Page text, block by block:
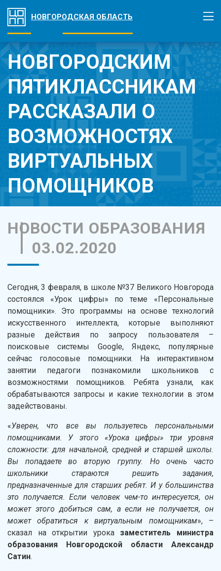
НОВГОРОДСКАЯ ОБЛАСТЬ
НОВГОРОДСКИМ
ПЯТИКЛАССНИКАМ
РАССКАЗАЛИ О
ВОЗМОЖНОСТЯХ
ВИРТУАЛЬНЫХ
ПОМОЩНИКОВ
НОВОСТИ ОБРАЗОВАНИЯ
03.02.2020
Сегодня, 3 февраля, в школе №37 Великого Новгорода
состоялся «Урок цифры» по теме «Персональные
помощники». Это программы на основе технологий
искусственного интеллекта, которые выполняют
разные действия по запросу пользователя –
поисковые системы Google, Яндекс, популярные
сейчас голосовые помощники. На интерактивном
занятии педагоги познакомили школьников с
возможностями помощников. Ребята узнали, как
обрабатываются запросы и какие технологии в этом
задействованы.
«Уверен, что все вы пользуетесь персональными
помощниками. У этого «Урока цифры» три уровня
сложности: для начальной, средней и старшей школы.
Вы попадаете во вторую группу. Но очень часто
школьники стараются решить задания,
предназначенные для старших ребят. И у большинства
это получается. Если человек чем-то интересуется, он
может этого добиться сам, а если не получается, он
может обратиться к виртуальным помощникам», –
сказал на открытии урока заместитель министра
образования Новгородской области Александр
Сатин.